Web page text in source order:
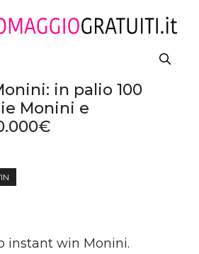
in palio 100
Monini e
instant win Monini.